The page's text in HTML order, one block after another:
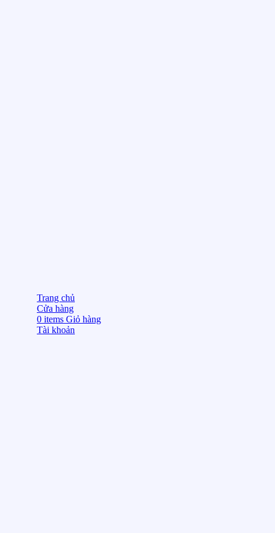
Trang chủ
Cửa hàng
0 items Giỏ hàng
Tài khoản